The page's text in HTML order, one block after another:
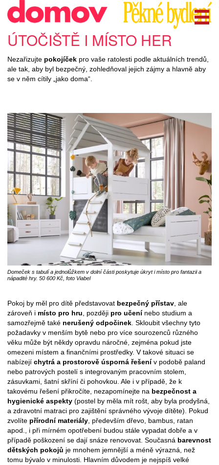
ÚTOČIŠTĚ I MÍSTO HER
Nezařizujte pokojíček pro vaše ratolesti podle aktuálních trendů,
ale tak, aby byl bezpečný, zohledňoval jejich zájmy a hlavně aby
se v něm cítily „jako doma“.
Domeček s tabulí a jednolůžkem v dolní části poskytuje úkryt i místo pro fantazii a
nápadité hry. 50 600 Kč, foto Viabel
Pokoj by měl pro dítě představovat bezpečný přístav , ale
zároveň i místo pro hru , později pro učenínebo studium a
samozřejmě také nerušený odpočinek . Skloubit všechny tyto
požadavky v menším bytě nebo pro více sourozenců různého
věku může být někdy opravdu náročné, zejména pokud jste
omezeni místem a finančními prostředky. V takové situaci se
nabízejí chytrá a prostorově úsporná řešenív podobě paland
nebo patrových postelí s integrovaným pracovním stolem,
zásuvkami, šatní skříní či pohovkou. Ale i v případě, že k
takovému řešení přikročíte, nezapomínejte na bezpečnost a
hygienické aspekty (postel by měla mít rošt, aby byla prodyšná,
a zdravotní matraci pro zajištění správného vývoje dítěte). Pokud
zvolíte přírodní materiály , především dřevo, bambus, ratan
apod., i při mírném opotřebení budou stále vypadat dobře a v
případě poškození se dají snáze renovovat. Současná barevnost
dětských pokojů je mnohem jemnější a méně výrazná, než
tomu bývalo v minulosti. Hlavním důvodem je nejspíš velké